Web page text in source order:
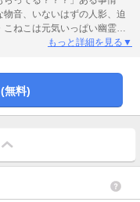
音、いないはずの人影、迫
ねこは元気いっぱい幽霊に
居ホラーコメディ、スター
もっと詳細を見る▼
無料)